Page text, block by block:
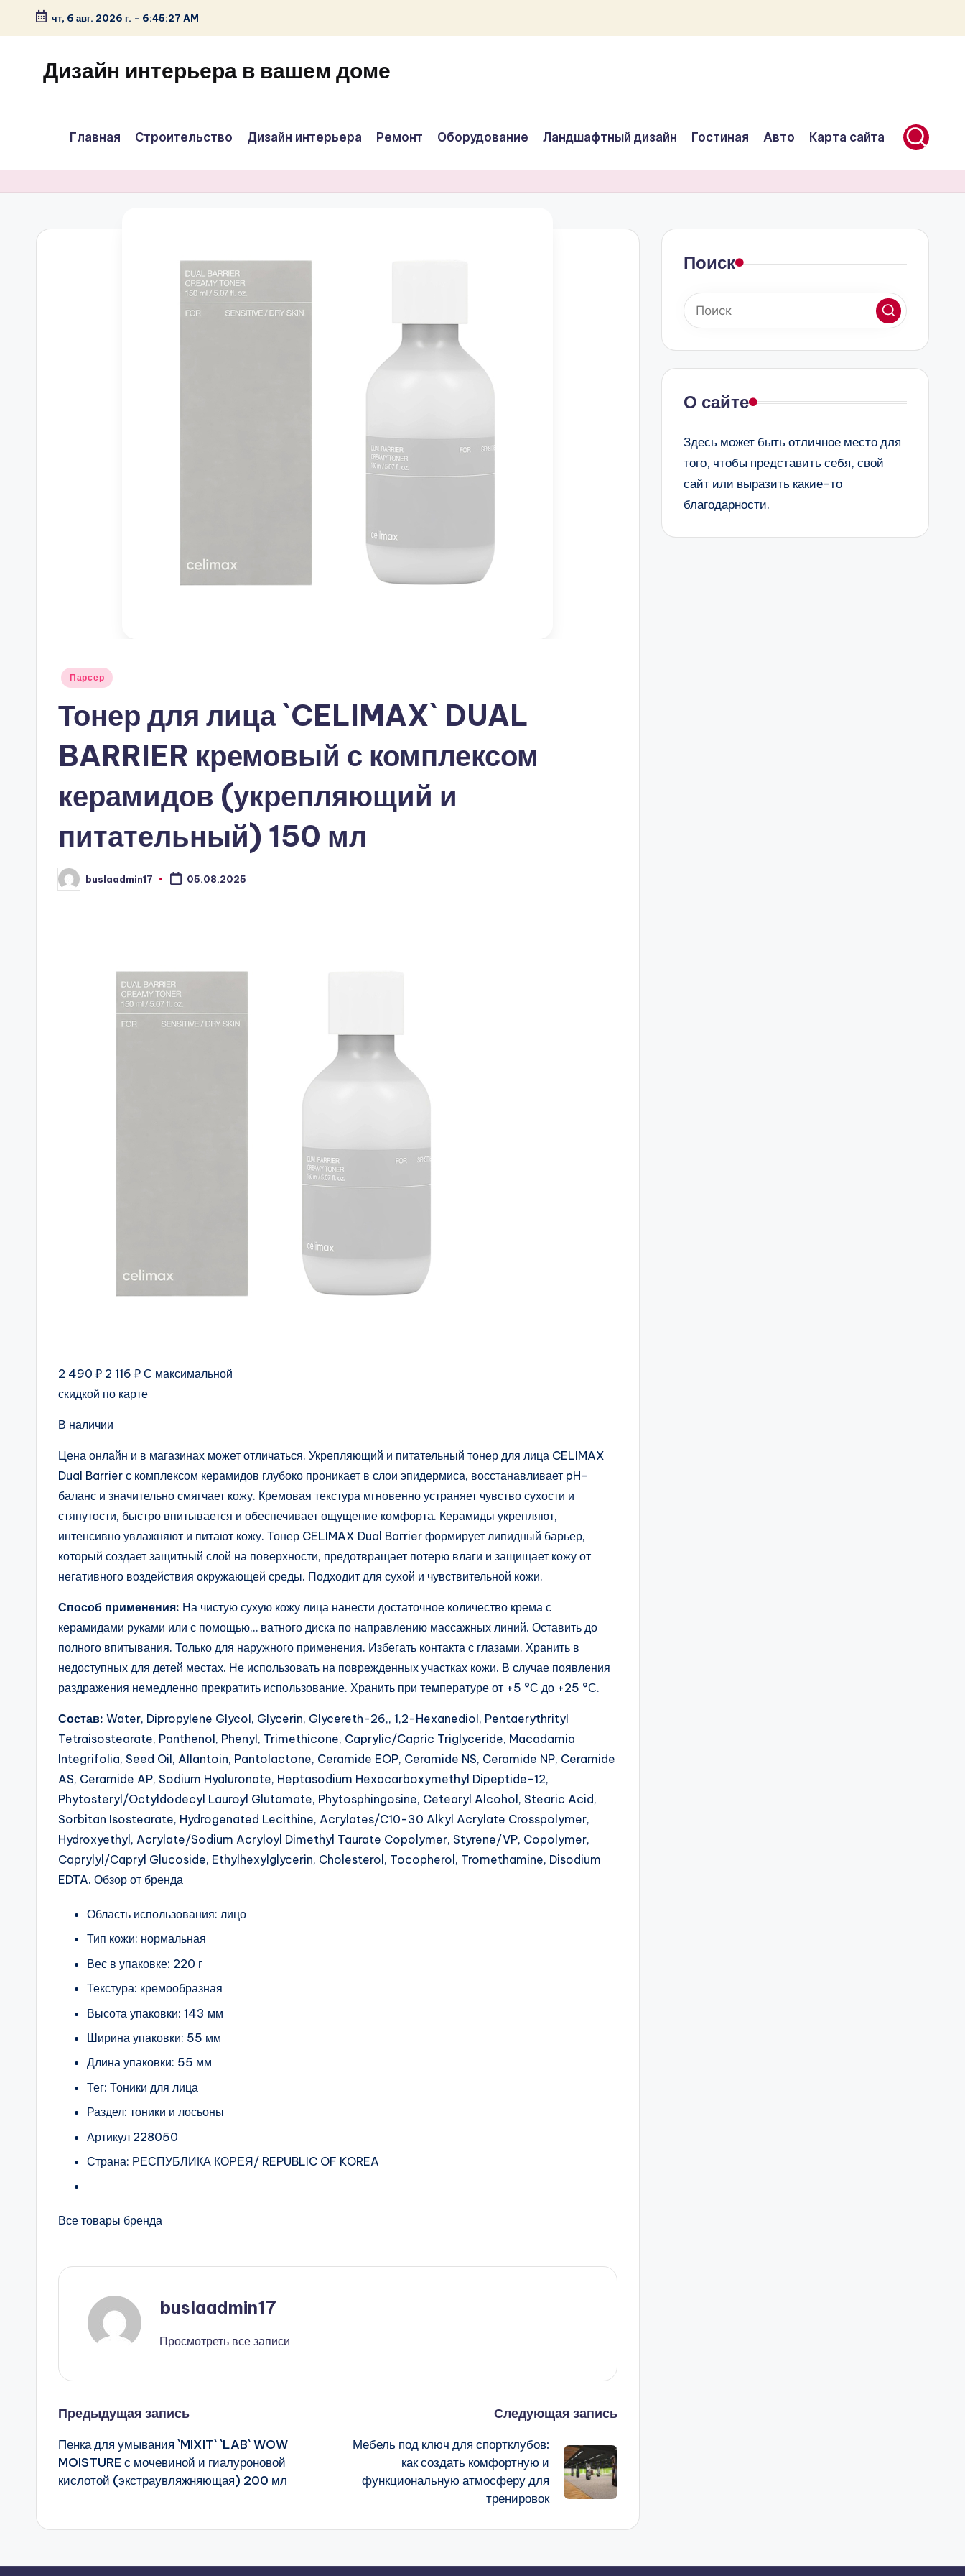
Перейти
содержимому
чт, 6 авг. 2026 г. - 6:45:28 AM
Дизайн интерьера в вашем доме
Главная Строительство Дизайн интерьера Ремонт Оборудование Ландшафтный дизайн Гостиная Авто Карта сайта
Опубликовано
Парсер
Тонер для лица `CELIMAX` DUAL
BARRIER кремовый с комплексом
керамидов (укрепляющий и
питательный) 150 мл
Запись
от
buslaadmin17 05.08.2025
2 490 ₽ 2 116 ₽ С максимальной
скидкой по карте
В наличии
Цена онлайн и в магазинах может отличаться. Укрепляющий и питательный тонер для лица CELIMAX
Dual Barrier с комплексом керамидов глубоко проникает в слои эпидермиса, восстанавливает pH-
баланс и значительно смягчает кожу. Кремовая текстура мгновенно устраняет чувство сухости и
стянутости, быстро впитывается и обеспечивает ощущение комфорта. Керамиды укрепляют,
интенсивно увлажняют и питают кожу. Тонер CELIMAX Dual Barrier формирует липидный барьер,
который создает защитный слой на поверхности, предотвращает потерю влаги и защищает кожу от
негативного воздействия окружающей среды. Подходит для сухой и чувствительной кожи.
Способ применения: На чистую сухую кожу лица нанести достаточное количество крема с
керамидами руками или с помощью… ватного диска по направлению массажных линий. Оставить до
полного впитывания. Только для наружного применения. Избегать контакта с глазами. Хранить в
недоступных для детей местах. Не использовать на поврежденных участках кожи. В случае появления
раздражения немедленно прекратить использование. Хранить при температуре от +5 °С до +25 °С.
Состав: Water, Dipropylene Glycol, Glycerin, Glycereth-26,, 1,2-Hexanediol, Pentaerythrityl
Tetraisostearate, Panthenol, Phenyl, Trimethicone, Caprylic/Capric Triglyceride, Macadamia
Integrifolia, Seed Oil, Allantoin, Pantolactone, Ceramide EOP, Ceramide NS, Ceramide NP, Ceramide
AS, Ceramide AP, Sodium Hyaluronate, Heptasodium Hexacarboxymethyl Dipeptide-12,
Phytosteryl/Octyldodecyl Lauroyl Glutamate, Phytosphingosine, Cetearyl Alcohol, Stearic Acid,
Sorbitan Isostearate, Hydrogenated Lecithine, Acrylates/C10-30 Alkyl Acrylate Crosspolymer,
Hydroxyethyl, Acrylate/Sodium Acryloyl Dimethyl Taurate Copolymer, Styrene/VP, Copolymer,
Caprylyl/Capryl Glucoside, Ethylhexylglycerin, Cholesterol, Tocopherol, Tromethamine, Disodium
EDTA. Обзор от бренда
Область использования: лицо
Тип кожи: нормальная
Вес в упаковке: 220 г
Текстура: кремообразная
Высота упаковки: 143 мм
Ширина упаковки: 55 мм
Длина упаковки: 55 мм
Тег: Тоники для лица
Раздел: тоники и лосьоны
Артикул 228050
Страна: РЕСПУБЛИКА КОРЕЯ/ REPUBLIC OF KOREA
Все товары бренда
buslaadmin17
Просмотреть все записи
Навигация
записи
Предыдущая запись
Пенка для умывания `MIXIT` `LAB` WOW
MOISTURE с мочевиной и гиалуроновой
кислотой (экстраувляжняющая) 200 мл
Следующая запись
Мебель под ключ для спортклубов:
как создать комфортную и
функциональную атмосферу для
тренировок
Поиск
О сайте
Здесь может быть отличное место для
того, чтобы представить себя, свой
сайт или выразить какие-то
благодарности.